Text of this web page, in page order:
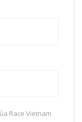
Race Vietnam